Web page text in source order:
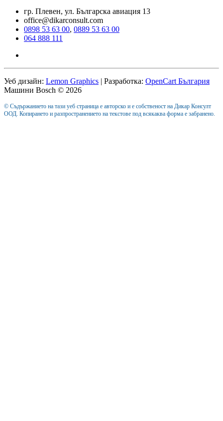
гр. Плевен, ул. Българска авиация 13
office@dikarconsult.com
0898 53 63 00, 0889 53 63 00
064 888 111
Уеб дизайн: Lemon Graphics | Разработка: OpenCart България
Машини Bosch © 2026
© Съдържанието на тази уеб страница е авторско и е собственост на Дикар Консулт
ООД. Копирането и разпространението на текстове под всякаква форма е забранено.